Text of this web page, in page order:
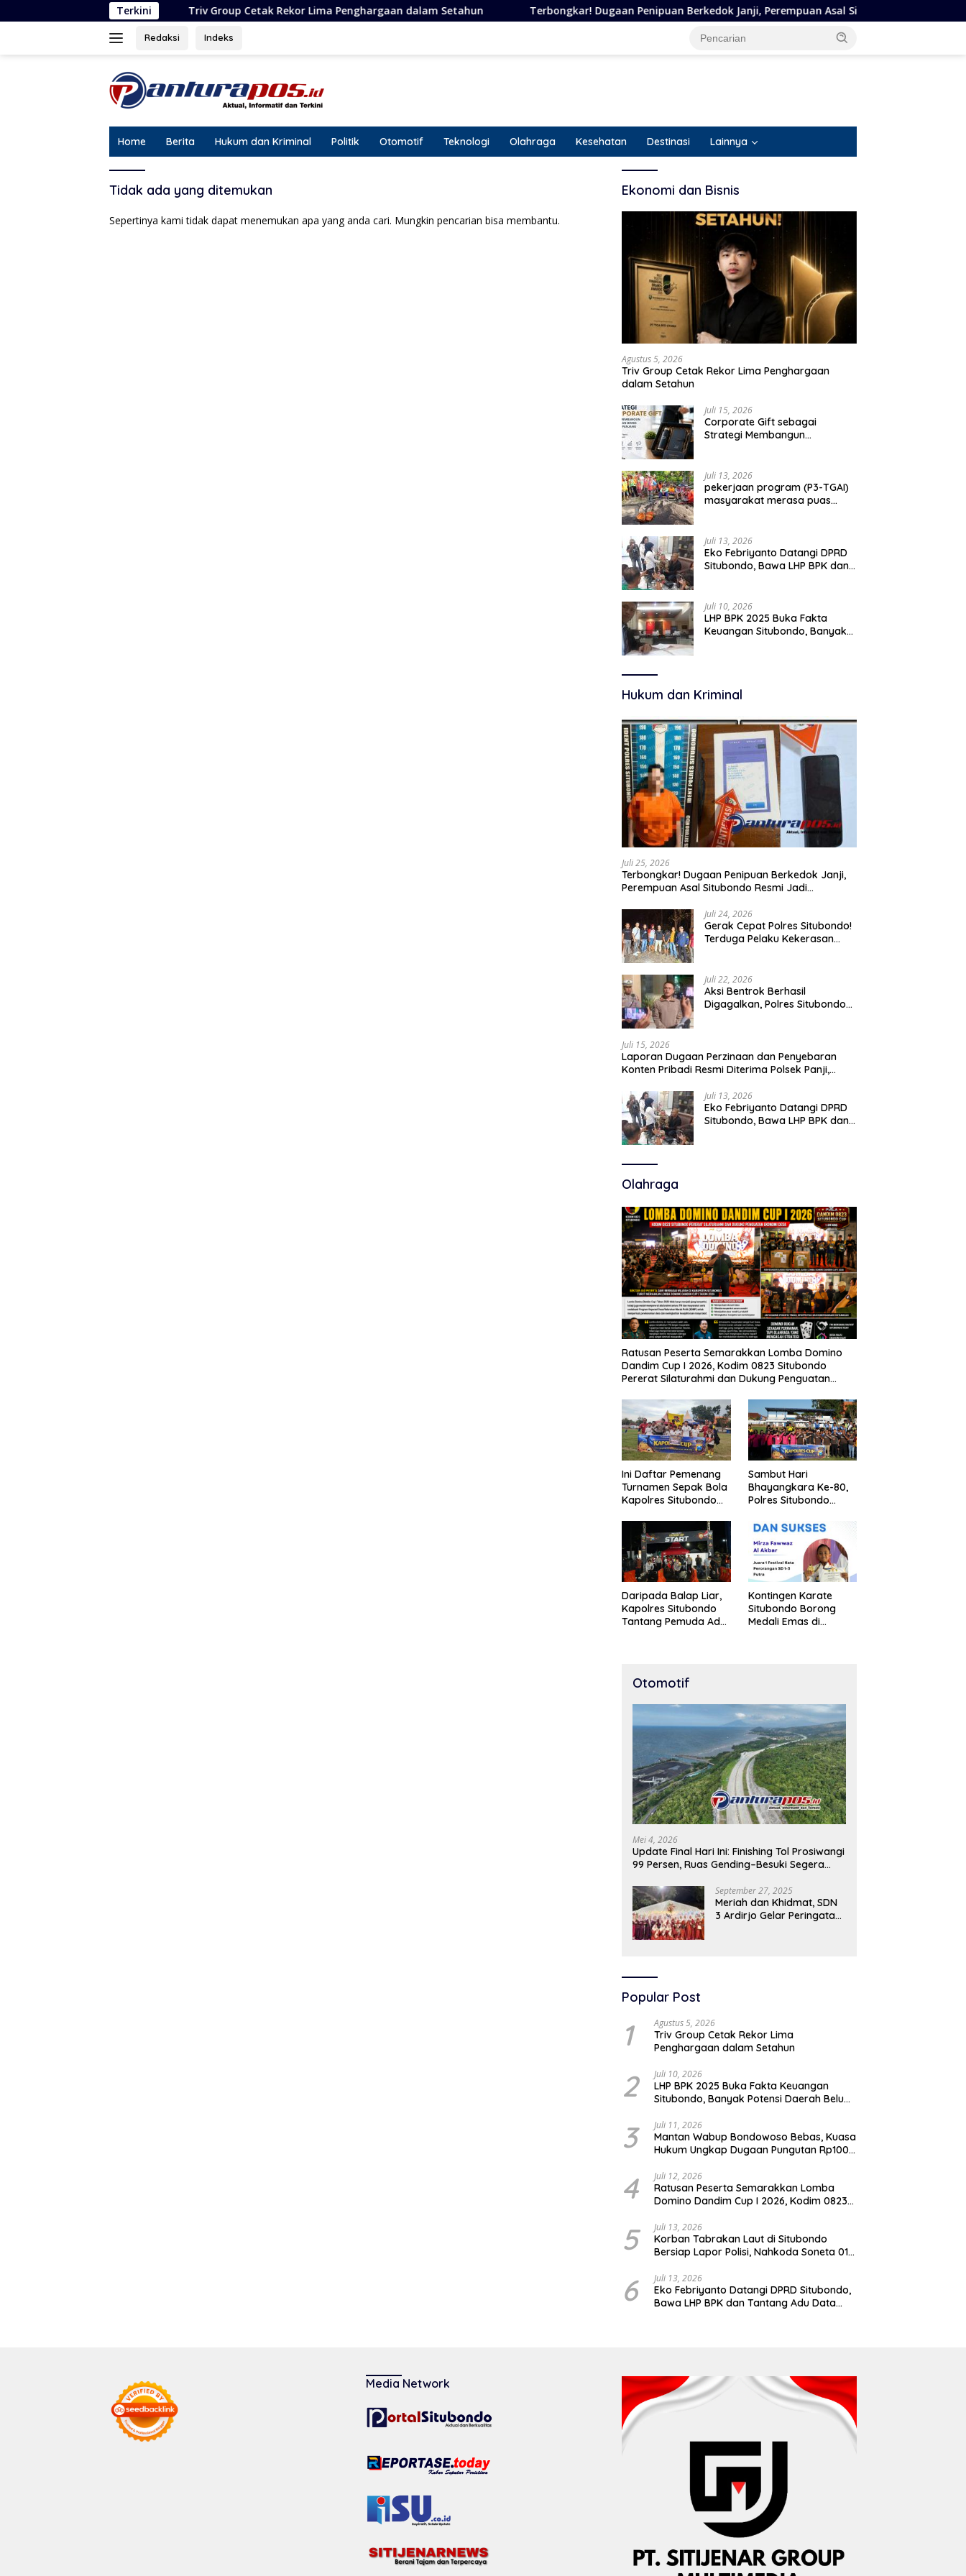
ke
Terkini
Triv Group Cetak Rekor Lima Penghargaan dalam Setahun Terbongkar! Dugaan Penipuan Berkedok Janji, Perempuan Asal Situbondo Resmi Jadi Tersangka
Redaksi Indeks
Home Berita Hukum dan Kriminal Politik Otomotif Teknologi Olahraga Kesehatan Destinasi Lainnya
Tidak ada yang ditemukan
Sepertinya kami tidak dapat menemukan apa yang anda cari. Mungkin pencarian bisa membantu.
Ekonomi dan Bisnis
Agustus 5, 2026
Triv Group Cetak Rekor Lima Penghargaan
dalam Setahun
Juli 15, 2026
Corporate Gift sebagai
Strategi Membangun
Juli 13, 2026
pekerjaan program (P3-TGAI)
masyarakat merasa puas
Juli 13, 2026
Eko Febriyanto Datangi DPRD
Situbondo, Bawa LHP BPK dan
Juli 10, 2026
LHP BPK 2025 Buka Fakta
Keuangan Situbondo, Banyak
Hukum dan Kriminal
Juli 25, 2026
Terbongkar! Dugaan Penipuan Berkedok Janji,
Perempuan Asal Situbondo Resmi Jadi
Juli 24, 2026
Gerak Cepat Polres Situbondo!
Terduga Pelaku Kekerasan
Juli 22, 2026
Aksi Bentrok Berhasil
Digagalkan, Polres Situbondo
Juli 15, 2026
Laporan Dugaan Perzinaan dan Penyebaran
Konten Pribadi Resmi Diterima Polsek Panji,
Juli 13, 2026
Eko Febriyanto Datangi DPRD
Situbondo, Bawa LHP BPK dan
Olahraga
Ratusan Peserta Semarakkan Lomba Domino
Dandim Cup I 2026, Kodim 0823 Situbondo
Pererat Silaturahmi dan Dukung Penguatan
Ini Daftar Pemenang
Turnamen Sepak Bola
Kapolres Situbondo
Kelompok Umur 10
Tahun
Sambut Hari
Bhayangkara Ke-80,
Polres Situbondo
Sepak Bola Kapolres
Cup 2026
Daripada Balap Liar,
Kapolres Situbondo
Tantang Pemuda Adu
Kontingen Karate
Situbondo Borong
Medali Emas di
Otomotif
Mei 4, 2026
Update Final Hari Ini: Finishing Tol Prosiwangi
99 Persen, Ruas Gending–Besuki Segera
September 27, 2025
Meriah dan Khidmat, SDN
3 Ardirjo Gelar Peringatan
Popular Post
1 Agustus 5, 2026
Triv Group Cetak Rekor Lima
Penghargaan dalam Setahun
2 Juli 10, 2026
LHP BPK 2025 Buka Fakta Keuangan
Situbondo, Banyak Potensi Daerah Belum
3 Juli 11, 2026
Mantan Wabup Bondowoso Bebas, Kuasa
Hukum Ungkap Dugaan Pungutan Rp100
4 Juli 12, 2026
Ratusan Peserta Semarakkan Lomba
Domino Dandim Cup I 2026, Kodim 0823
Dukung Penguatan Ekonomi Desa
5 Juli 13, 2026
Korban Tabrakan Laut di Situbondo
Bersiap Lapor Polisi, Nahkoda Soneta 01
Rusak
6 Juli 13, 2026
Eko Febriyanto Datangi DPRD Situbondo,
Bawa LHP BPK dan Tantang Adu Data
Media Network